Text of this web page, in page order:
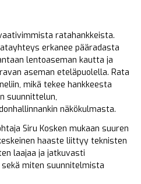
ratahankkeista.
erkanee pääradasta
lentoaseman kautta ja
aseman eteläpuolella. Rata
mikä tekee hankkeesta
suunnittelun,
näkökulmasta.
Siru Kosken mukaan suuren
haaste liittyy teknisten
laajaa ja jatkuvasti
miten suunnitelmista